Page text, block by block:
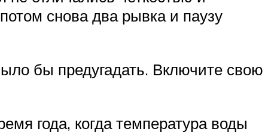
снова два рывка и паузу
бы предугадать. Включите свою
года, когда температура воды